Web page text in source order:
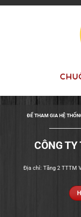
ĐỂ THAM GIA HỆ
CÔNG
Địa chỉ: Tầng 2 TTTM